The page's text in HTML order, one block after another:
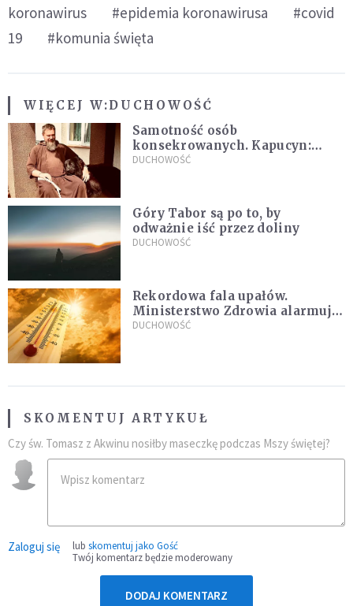
koronawirus
#epidemia koronawirusa
#covid
19
#komunia święta
WIĘCEJ W:DUCHOWOŚĆ
Samotność osób
konsekrowanych. Kapucyn:
Życie w pojedynkę rzadko jest
DUCHOWOŚĆ
Góry Tabor są po to, by
odważnie iść przez doliny
DUCHOWOŚĆ
Rekordowa fala upałów.
Ministerstwo Zdrowia alarmuje
po doświadczeniach z czerwca
DUCHOWOŚĆ
SKOMENTUJ ARTYKUŁ
Czy św. Tomasz z Akwinu nosiłby maseczkę podczas Mszy świętej?
Zaloguj się lub skomentuj jako Gość
Twój komentarz będzie moderowany
DODAJ KOMENTARZ